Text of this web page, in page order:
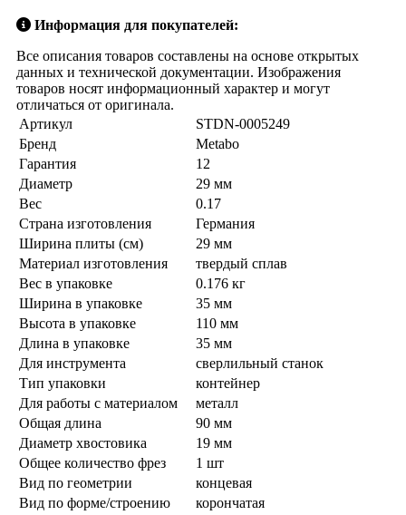
Информация для покупателей:
Все описания товаров составлены на основе открытых
данных и технической документации. Изображения
товаров носят информационный характер и могут
отличаться от оригинала.
Артикул
STDN-0005249
Бренд
Metabo
Гарантия
12
Диаметр
29 мм
Вес
0.17
Страна изготовления
Германия
Ширина плиты (см)
29 мм
Материал изготовления
твердый сплав
Вес в упаковке
0.176 кг
Ширина в упаковке
35 мм
Высота в упаковке
110 мм
Длина в упаковке
35 мм
Для инструмента
сверлильный станок
Тип упаковки
контейнер
Для работы с материалом
металл
Общая длина
90 мм
Диаметр хвостовика
19 мм
Общее количество фрез
1 шт
Вид по геометрии
концевая
Вид по форме/строению
корончатая